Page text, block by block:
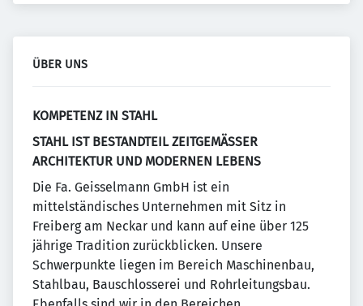
ÜBER UNS
KOMPETENZ IN STAHL
STAHL IST BESTANDTEIL ZEITGEMÄSSER
ARCHITEKTUR UND MODERNEN LEBENS
Die Fa. Geisselmann GmbH ist ein
mittelständisches Unternehmen mit Sitz in
Freiberg am Neckar und kann auf eine über 125
jährige Tradition zurückblicken. Unsere
Schwerpunkte liegen im Bereich Maschinenbau,
Stahlbau, Bauschlosserei und Rohrleitungsbau.